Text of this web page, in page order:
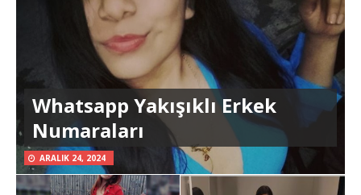
Whatsapp Yakışıklı Erkek
Numaraları
ARALIK 24, 2024